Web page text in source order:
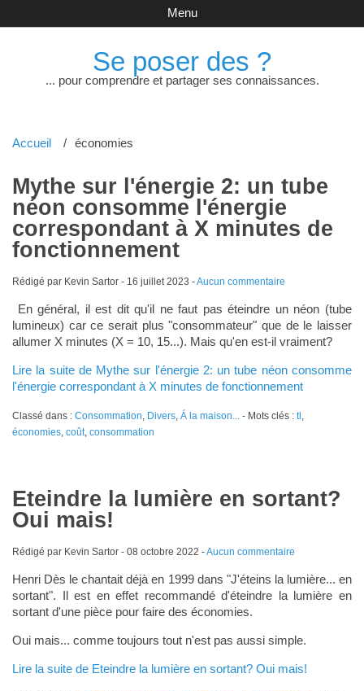
Se poser des ?
... pour comprendre et partager ses connaissances.
Menu
Accueil économies
Mythe sur l'énergie 2: un tube
néon consomme l'énergie
correspondant à X minutes de
fonctionnement
Rédigé par Kevin Sartor - 16 juillet 2023 -Aucun commentaire
En général, il est dit qu'il ne faut pas éteindre un néon (tube
lumineux) car ce serait plus "consommateur" que de le laisser
allumer X minutes (X = 10, 15...). Mais qu'en est-il vraiment?
Lire la suite de Mythe sur l'énergie 2: un tube néon consomme
l'énergie correspondant à X minutes de fonctionnement
Classé dans : Consommation Divers, Á la maison... - Mots clés : tl
économies, coût, consommation
Eteindre la lumière en sortant?
Oui mais!
Rédigé par Kevin Sartor - 08 octobre 2022 -Aucun commentaire
Henri Dès le chantait déjà en 1999 dans "J'éteins la lumière... en
sortant". Il est en effet recommandé d'éteindre la lumière en
sortant d'une pièce pour faire des économies.
Oui mais... comme toujours tout n'est pas aussi simple.
Lire la suite de Eteindre la lumière en sortant? Oui mais!